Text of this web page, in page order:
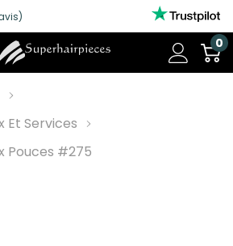
0
Et Services
Pouces #275